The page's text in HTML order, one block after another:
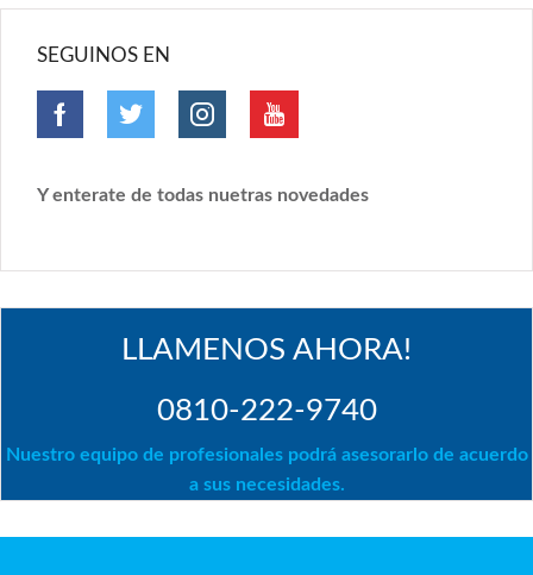
SEGUINOS EN
Y enterate de todas nuetras novedades
LLAMENOS AHORA!
0810-222-9740
Nuestro equipo de profesionales podrá asesorarlo de acuerdo
a sus necesidades.